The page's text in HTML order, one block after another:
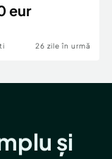
eur
26 zile în urmă
și